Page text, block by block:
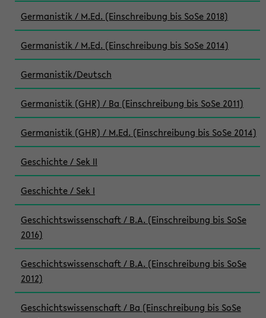
Germanistik / M.Ed. (Einschreibung bis SoSe 2018)
Germanistik / M.Ed. (Einschreibung bis SoSe 2014)
Germanistik/Deutsch
Germanistik (GHR) / Ba (Einschreibung bis SoSe 2011)
Germanistik (GHR) / M.Ed. (Einschreibung bis SoSe 2014)
Geschichte / Sek II
Geschichte / Sek I
Geschichtswissenschaft / B.A. (Einschreibung bis SoSe
2016)
Geschichtswissenschaft / B.A. (Einschreibung bis SoSe
2012)
Geschichtswissenschaft / Ba (Einschreibung bis SoSe